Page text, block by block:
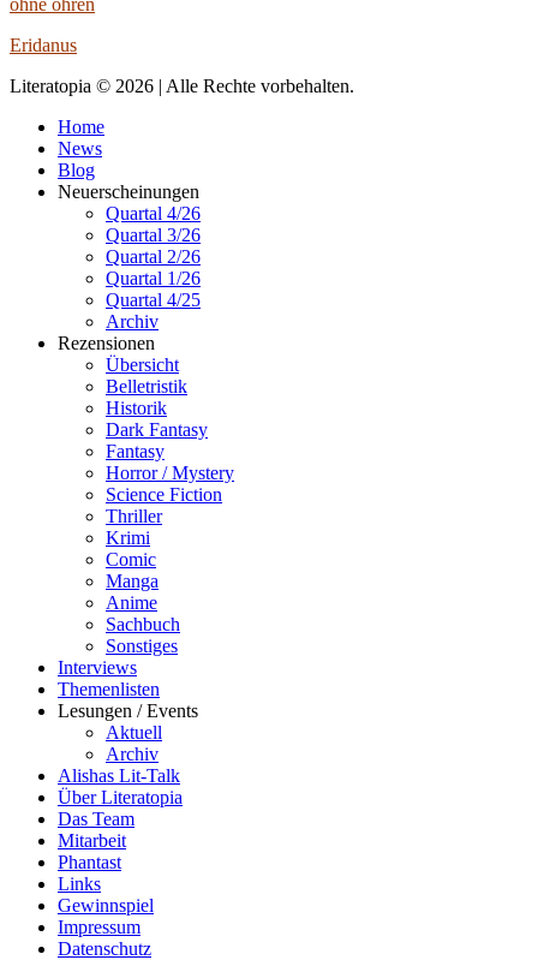
Eridanus
Literatopia © 2026 | Alle Rechte vorbehalten.
Home
News
Blog
Neuerscheinungen
Quartal 4/26
Quartal 3/26
Quartal 2/26
Quartal 1/26
Quartal 4/25
Archiv
Rezensionen
Übersicht
Belletristik
Historik
Dark Fantasy
Fantasy
Horror / Mystery
Science Fiction
Thriller
Krimi
Comic
Manga
Anime
Sachbuch
Sonstiges
Interviews
Themenlisten
Lesungen / Events
Aktuell
Archiv
Alishas Lit-Talk
Über Literatopia
Das Team
Mitarbeit
Phantast
Links
Gewinnspiel
Impressum
Datenschutz